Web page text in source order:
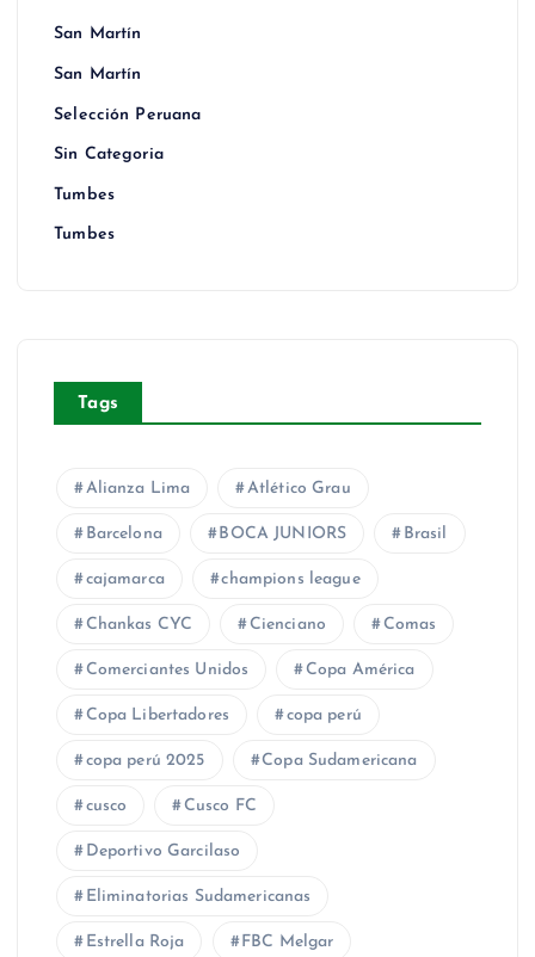
San Martín
San Martín
Selección Peruana
Sin Categoria
Tumbes
Tumbes
Tags
Alianza Lima Atlético Grau
Barcelona BOCA JUNIORS Brasil
cajamarca champions league
Chankas CYC Cienciano Comas
Comerciantes Unidos Copa América
Copa Libertadores copa perú
copa perú 2025 Copa Sudamericana
cusco Cusco FC
Deportivo Garcilaso
Eliminatorias Sudamericanas
Estrella Roja FBC Melgar